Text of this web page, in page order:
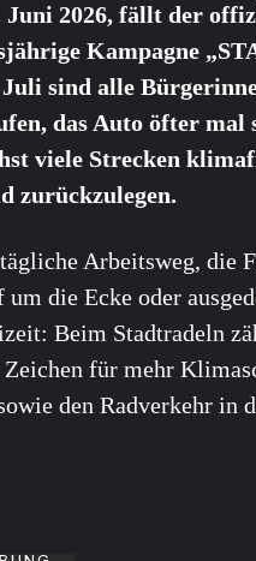
Juni 2026, fällt der
Kampagne
sind alle
das Auto öfter mal
viele Strecken
zurückzulegen.
Arbeitsweg, die
um die Ecke oder
Beim Stadtradeln
für mehr
den Radverkehr in